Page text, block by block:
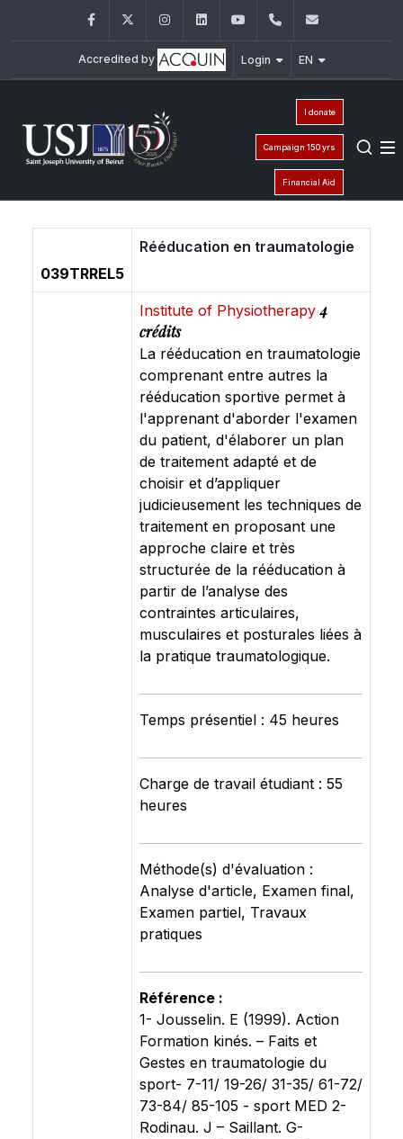
FacebookTwitter InstagramLinkedInYouTube+961 (1) 421 235
Accredited by Login EN
I donate
Campaign 150 yrs
Financial Aid
039TRREL5
Rééducation en traumatologie
Institute of Physiotherapy4
crédits
La rééducation en traumatologie
comprenant entre autres la
rééducation sportive permet à
l'apprenant d'aborder l'examen
du patient, d'élaborer un plan
de traitement adapté et de
choisir et d’appliquer
judicieusement les techniques de
traitement en proposant une
approche claire et très
structurée de la rééducation à
partir de l’analyse des
contraintes articulaires,
musculaires et posturales liées à
la pratique traumatologique.
Temps présentiel : 45 heures
Charge de travail étudiant : 55
heures
Méthode(s) d'évaluation :
Analyse d'article, Examen final,
Examen partiel, Travaux
pratiques
Référence :
1- Jousselin. E (1999). Action
Formation kinés. – Faits et
Gestes en traumatologie du
sport- 7-11/ 19-26/ 31-35/ 61-72/
73-84/ 85-105 - sport MED 2-
Rodinau. J – Saillant. G-